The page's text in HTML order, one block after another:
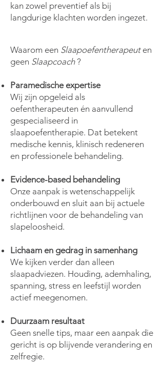
kan zowel preventief als bij
langdurige klachten worden ingezet.
Waarom een Slaapoefentherapeuten
geen Slaapcoach? ​
Paramedische expertise
Wij zijn opgeleid als
oefentherapeuten én aanvullend
gespecialiseerd in
slaapoefentherapie. Dat betekent
medische kennis, klinisch redeneren
en professionele behandeling.
Evidence-based behandeling
Onze aanpak is wetenschappelijk
onderbouwd en sluit aan bij actuele
richtlijnen voor de behandeling van
slapeloosheid.
Lichaam en gedrag in samenhang
We kijken verder dan alleen
slaapadviezen. Houding, ademhaling,
spanning, stress en leefstijl worden
actief meegenomen.
Duurzaam resultaat
Geen snelle tips, maar een aanpak die
gericht is op blijvende verandering en
zelfregie.